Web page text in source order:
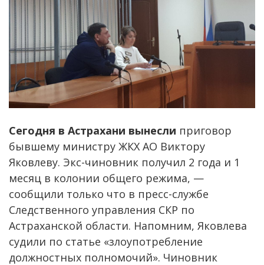
Сегодня в Астрахани вынесли приговор
бывшему министру ЖКХ АО Виктору
Яковлеву. Экс-чиновник получил 2 года и 1
месяц в колонии общего режима, —
сообщили только что в пресс-службе
Следственного управления СКР по
Астраханской области. Напомним, Яковлева
судили по статье «злоупотребление
должностных полномочий». Чиновник